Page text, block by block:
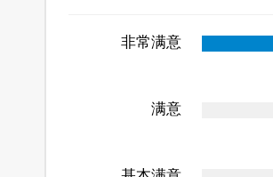
非常满意
满意